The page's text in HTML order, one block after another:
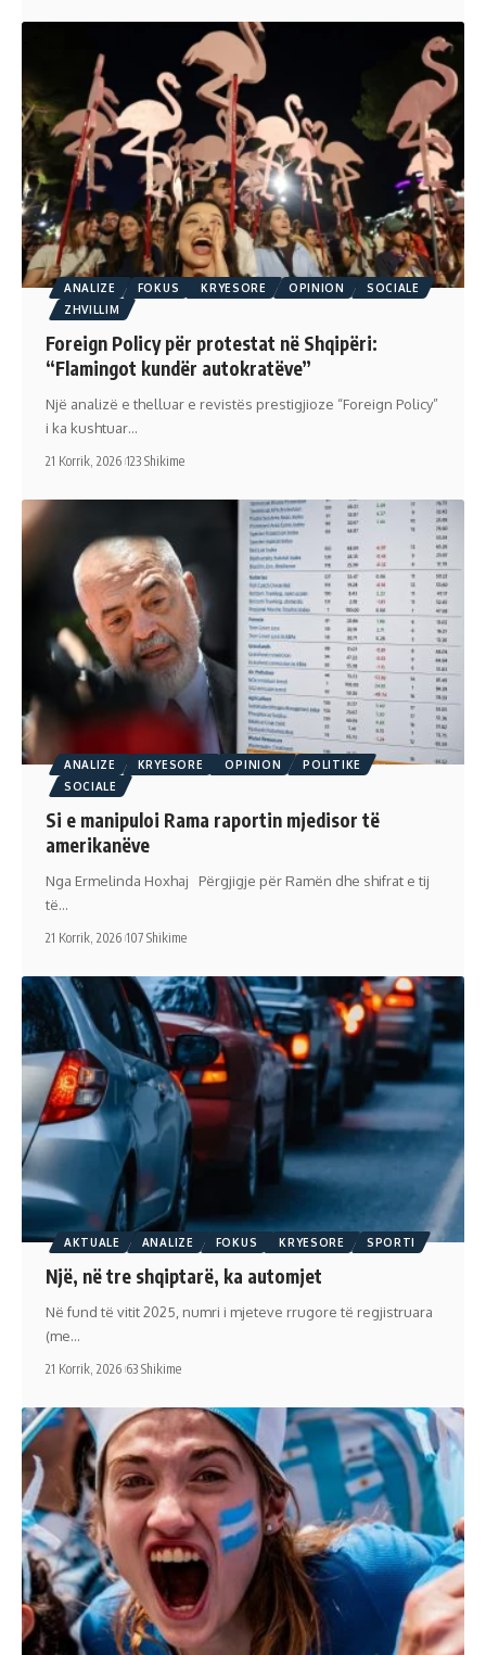
ANALIZE FOKUS KRYESORE OPINION
SOCIALE
ZHVILLIM
Foreign Policy për protestat në Shqipëri:
“Flamingot kundër autokratëve”
Një analizë e thelluar e revistës prestigjioze “Foreign Policy”
i ka kushtuar…
21 Korrik, 2026 123 Shikime
ANALIZE KRYESORE OPINION
POLITIKE
SOCIALE
Si e manipuloi Rama raportin mjedisor të
amerikanëve
Nga Ermelinda Hoxhaj Përgjigje për Ramën dhe shifrat e tij
të…
21 Korrik, 2026 107 Shikime
AKTUALE ANALIZE FOKUS KRYESORE SPORTI
Një, në tre shqiptarë, ka automjet
Në fund të vitit 2025, numri i mjeteve rrugore të regjistruara
(me…
21 Korrik, 2026 63 Shikime